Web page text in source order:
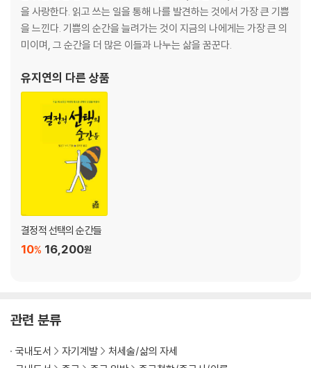
을 사랑한다. 읽고 쓰는 일을 통해 나를 발견하는 것에서 가장 큰 기쁨
을 느낀다. 기쁨의 순간을 늘려가는 것이 지금의 나에게는 가장 큰 의
미이며, 그 순간을 더 많은 이들과 나누는 삶을 꿈꾼다.
유지연의 다른 상품
결정적 선택의 순간들
16,200원
10%
관련 분류
국내도서 자기계발
처세술/삶의 자세